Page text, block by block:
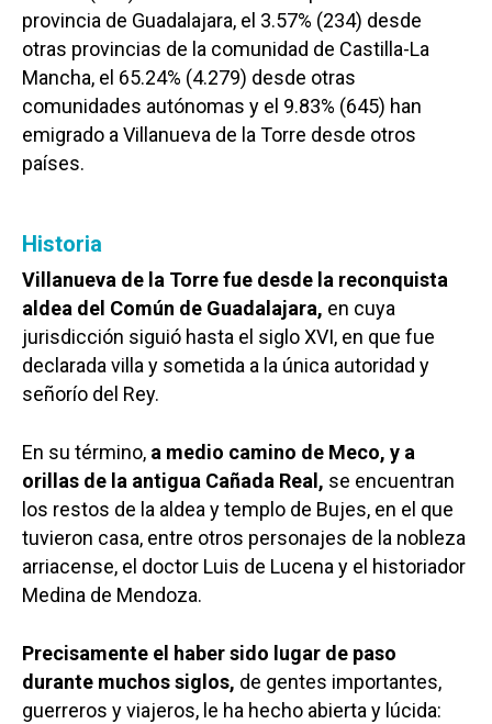
provincia de Guadalajara, el 3.57% (234) desde
otras provincias de la comunidad de Castilla-La
Mancha, el 65.24% (4.279) desde otras
comunidades autónomas y el 9.83% (645) han
emigrado a Villanueva de la Torre desde otros
países.
Historia
Villanueva de la Torre fue desde la reconquista
aldea del Común de Guadalajara, en cuya
jurisdicción siguió hasta el siglo XVI, en que fue
declarada villa y sometida a la única autoridad y
señorío del Rey.
En su término, a medio camino de Meco, y a
orillas de la antigua Cañada Real, se encuentran
los restos de la aldea y templo de Bujes, en el que
tuvieron casa, entre otros personajes de la nobleza
arriacense, el doctor Luis de Lucena y el historiador
Medina de Mendoza.
Precisamente el haber sido lugar de paso
durante muchos siglos, de gentes importantes,
guerreros y viajeros, le ha hecho abierta y lúcida: